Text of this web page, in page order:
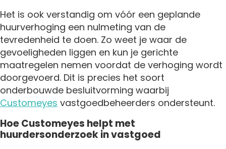
Het is ook verstandig om vóór een geplande
huurverhoging een nulmeting van de
tevredenheid te doen. Zo weet je waar de
gevoeligheden liggen en kun je gerichte
maatregelen nemen voordat de verhoging wordt
doorgevoerd. Dit is precies het soort
onderbouwde besluitvorming waarbij
Customeyes vastgoedbeheerders ondersteunt.
Hoe Customeyes helpt met
huurdersonderzoek in vastgoed